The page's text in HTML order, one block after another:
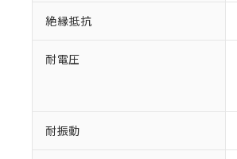
絶縁抵抗
耐電圧
耐振動